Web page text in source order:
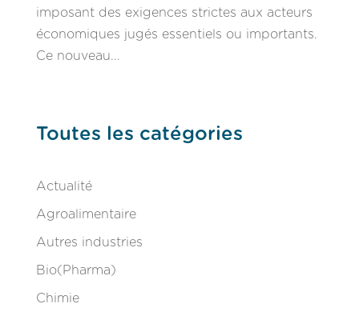
imposant des exigences strictes aux acteurs
économiques jugés essentiels ou importants.
Ce nouveau...
Toutes les catégories
Actualité
Agroalimentaire
Autres industries
Bio(Pharma)
Chimie